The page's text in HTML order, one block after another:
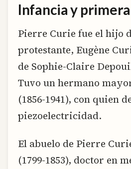
Infancia y
Pierre Curie fue el hijo
protestante, Eugène
de Sophie-Claire
Tuvo un hermano
(1856-1941), con quien
piezoelectricidad.
El abuelo de Pierre
(1799-1853), doctor en